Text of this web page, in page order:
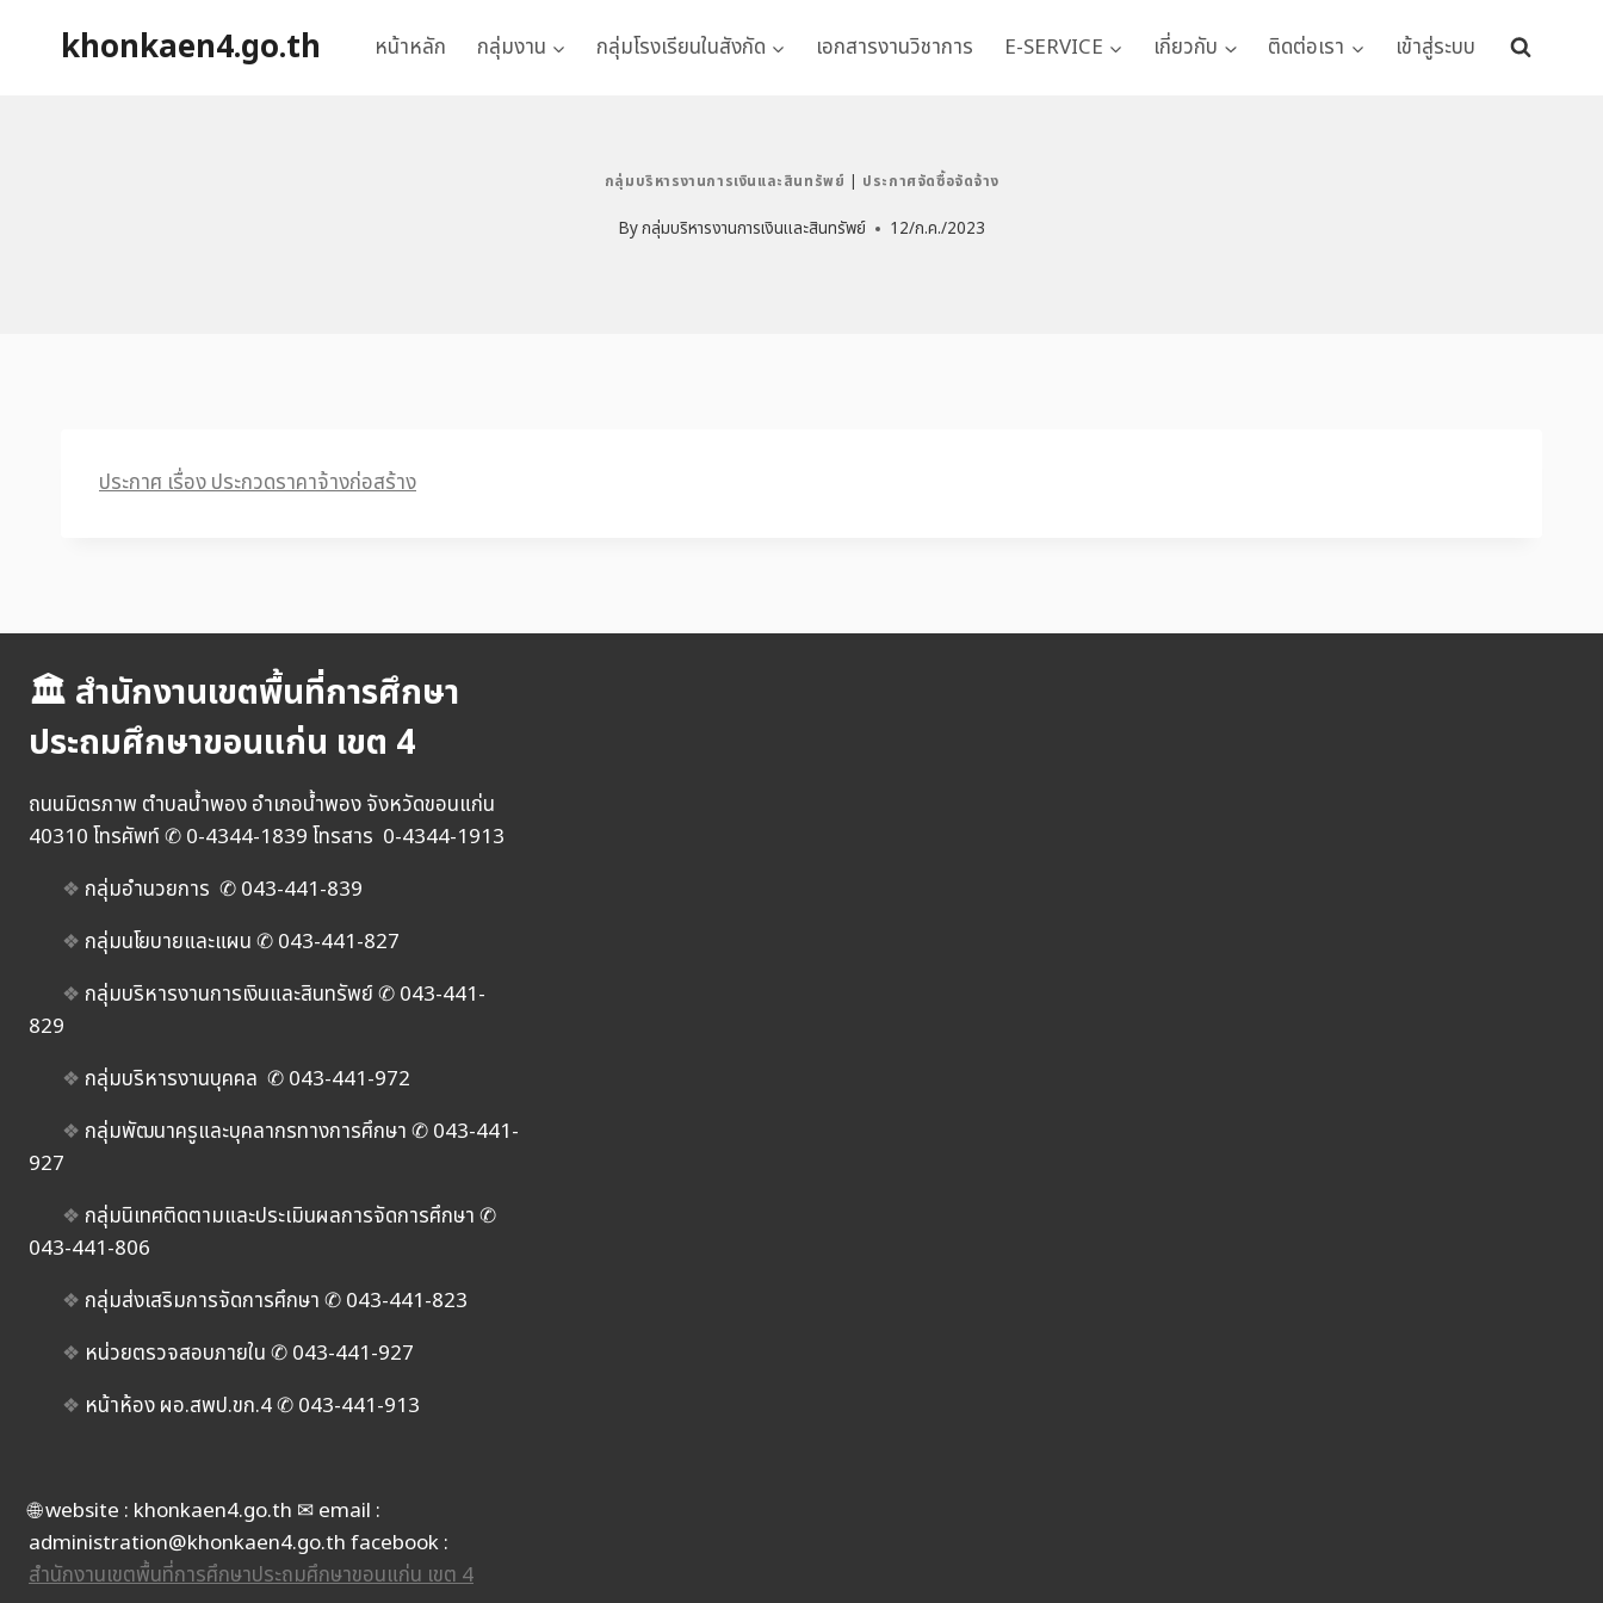
khonkaen4.go.th หน้าหลัก กลุ่มงาน กลุ่มโรงเรียนในสังกัด เอกสารงานวิชาการ E-SERVICE เกี่ยวกับ ติดต่อเรา เข้าสู่ระบบ
กลุ่มบริหารงานการเงินและสินทรัพย์ ประกาศจัดซื้อจัดจ้าง
Byกลุ่มบริหารงานการเงินและสินทรัพย์ 12/ก.ค./2023
ประกาศ เรื่อง ประกวดราคาจ้างก่อสร้าง
🏛 สำนักงานเขตพื้นที่การศึกษา
ประถมศึกษาขอนแก่น เขต 4
ถนนมิตรภาพ ตำบลน้ำพอง อำเภอน้ำพอง จังหวัดขอนแก่น
40310 โทรศัพท์ ✆ 0-4344-1839 โทรสาร 0-4344-1913
❖ กลุ่มอำนวยการ ✆ 043-441-839
❖ กลุ่มนโยบายและแผน ✆ 043-441-827
❖ กลุ่มบริหารงานการเงินและสินทรัพย์ ✆ 043-441-
829
❖ กลุ่มบริหารงานบุคคล ✆ 043-441-972
❖ กลุ่มพัฒนาครูและบุคลากรทางการศึกษา ✆ 043-441-
927
❖ กลุ่มนิเทศติดตามและประเมินผลการจัดการศึกษา ✆
043-441-806
❖ กลุ่มส่งเสริมการจัดการศึกษา ✆ 043-441-823
❖ หน่วยตรวจสอบภายใน ✆ 043-441-927
❖ หน้าห้อง ผอ.สพป.ขก.4 ✆ 043-441-913
🌐 website : khonkaen4.go.th ✉ email :
administration@khonkaen4.go.th facebook :
สำนักงานเขตพื้นที่การศึกษาประถมศึกษาขอนแก่น เขต 4